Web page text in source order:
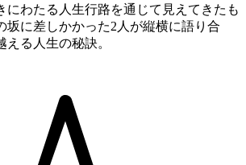
にわたる人生行路を通じて見えてきたも
坂に差しかかった2人が縦横に語り合
える人生の秘訣。